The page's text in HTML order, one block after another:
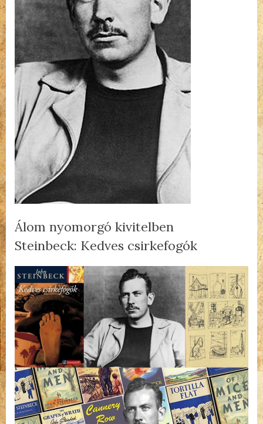
Álom nyomorgó kivitelben
Steinbeck: Kedves csirkefogók
Posted
on
2023.02.27.
By
admin
2 hozzászólásÁlom
nyomorgó
kivitelben
Steinbeck:
Kedves
csirkefogók
című
bejegyzéshez